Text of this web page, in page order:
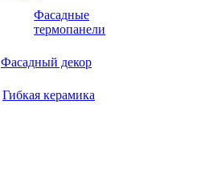
Фасадные
термопанели
Фасадный декор
Гибкая керамика